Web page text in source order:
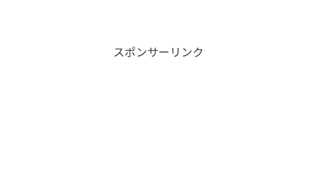
スポンサーリンク